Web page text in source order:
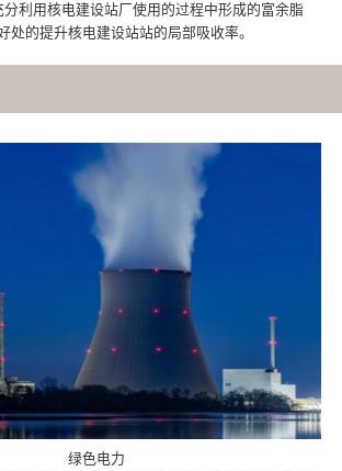
利用核电建设站厂使用的过程中形成的富余脂
处的提升核电建设站站的局部吸收率。
绿色电力